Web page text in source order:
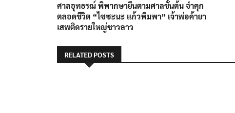
ศาลอุทธรณ์ พิพากษายืนตามศาลชั้นต้น จำคุก
ตลอดชีวิต “ไซซะนะ แก้วพิมพา” เจ้าพ่อค้ายา
เสพติดรายใหญ่ชาวลาว
RELATED POSTS